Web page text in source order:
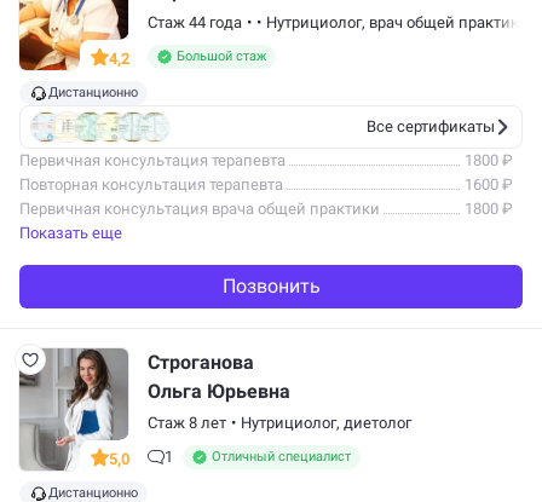
4,2
Стаж 44 года • • Нутрициолог, врач общей практики
Большой стаж
Дистанционно
Все сертификаты
Первичная консультация терапевта
1800 ₽
Повторная консультация терапевта
1600 ₽
Первичная консультация врача общей практики
1800 ₽
Показать еще
Позвонить
5,0
Строганова
Ольга Юрьевна
Стаж 8 лет • Нутрициолог, диетолог
1
Отличный специалист
Дистанционно